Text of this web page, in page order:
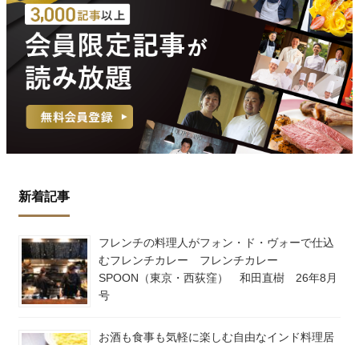
新着記事
フレンチの料理人がフォン・ド・ヴォーで仕込
むフレンチカレー フレンチカレー
SPOON（東京・西荻窪） 和田直樹 26年8月
号
お酒も食事も気軽に楽しむ自由なインド料理居